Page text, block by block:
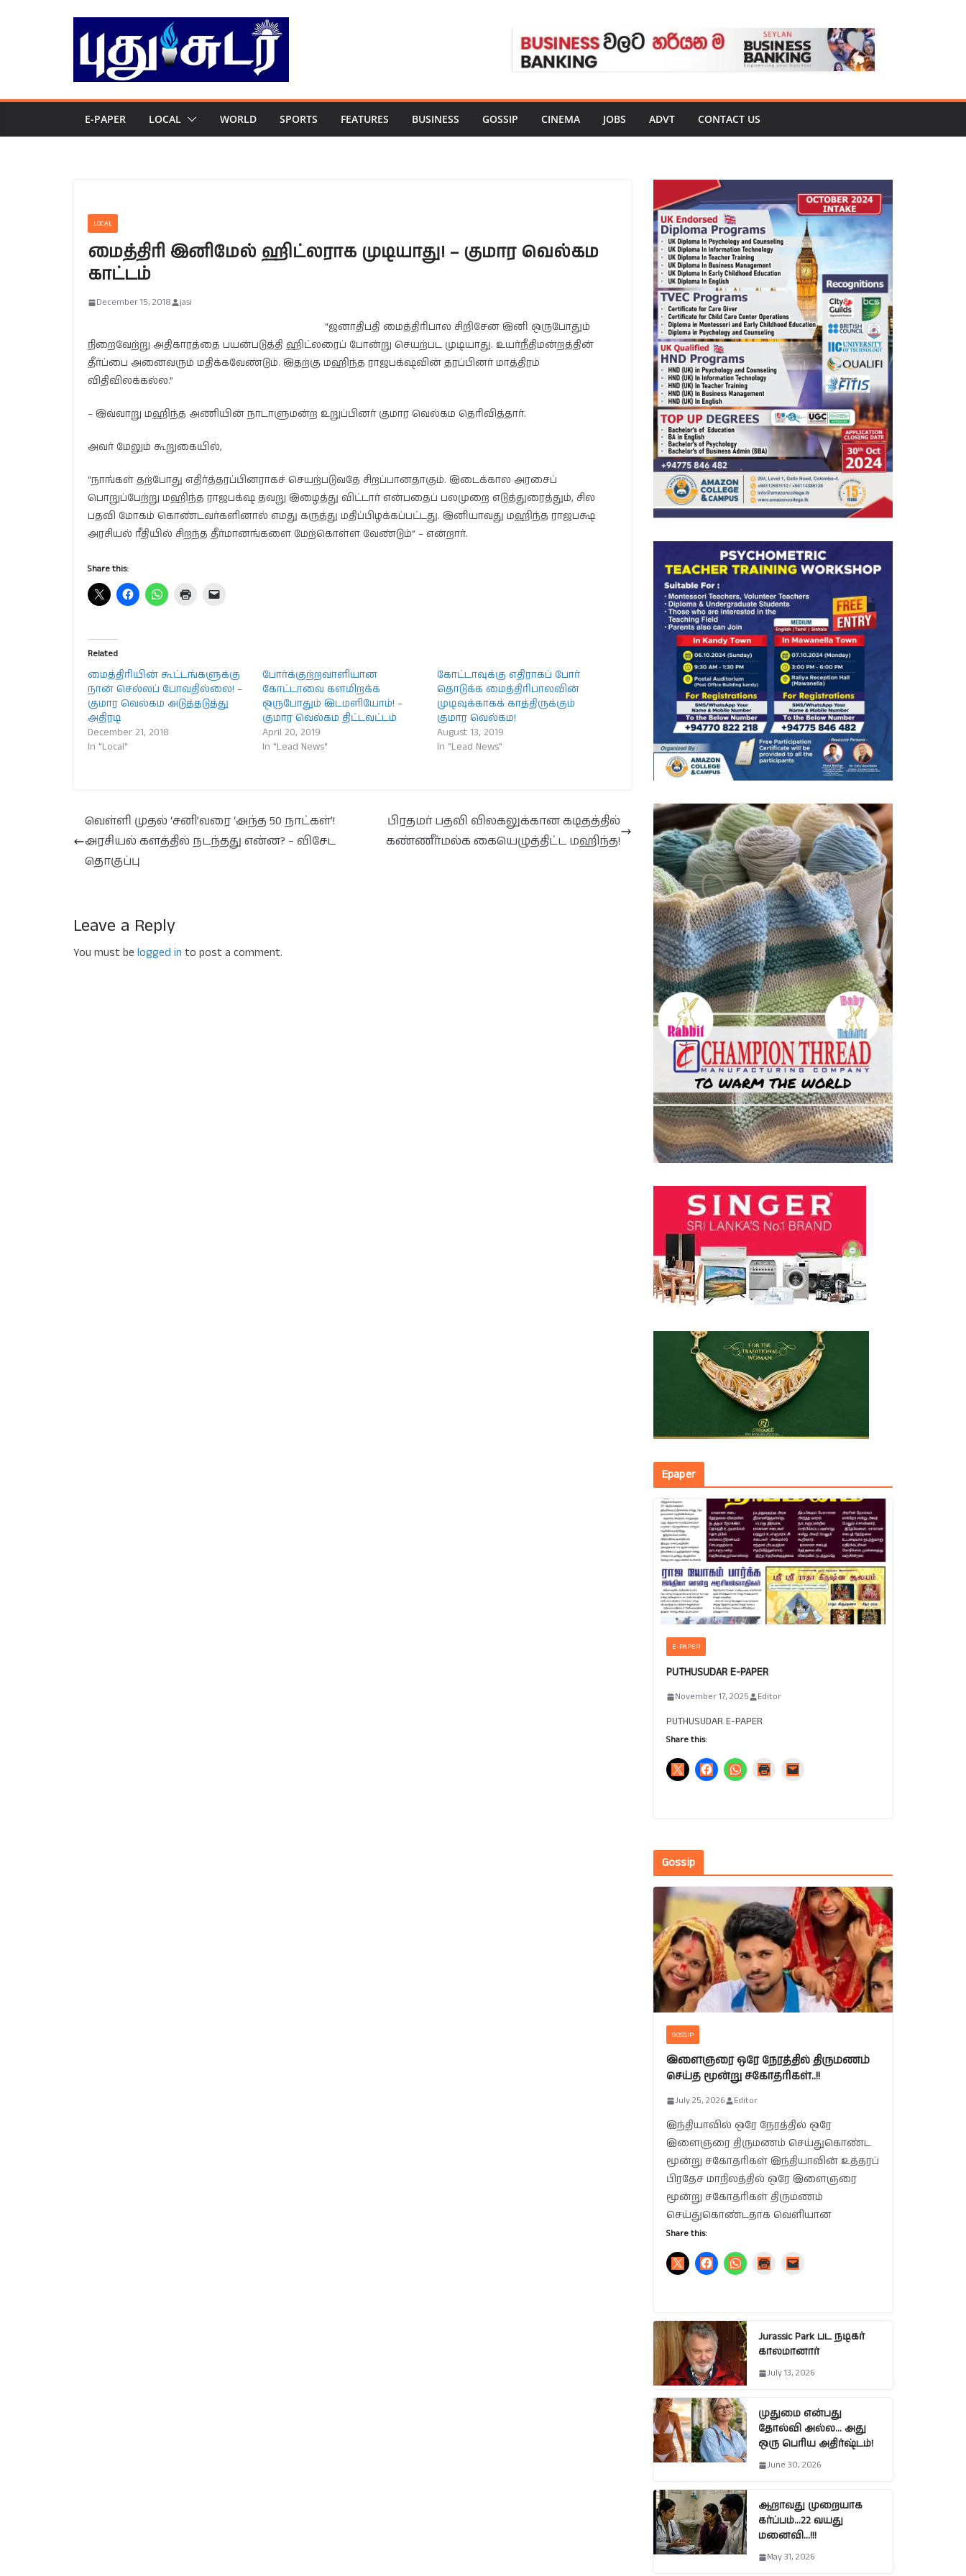
E-PAPER LOCAL WORLD SPORTS FEATURES BUSINESS GOSSIP CINEMA JOBS ADVT CONTACT US
LOCAL
மைத்திரி இனிமேல் ஹிட்லராக முடியாது! – குமார வெல்கம
காட்டம்
December 15, 2018 jasi
“ஜனாதிபதி மைத்திரிபால சிறிசேன இனி ஒருபோதும்
நிறைவேற்று அதிகாரத்தை பயன்படுத்தி ஹிட்லரைப் போன்று செயற்பட முடியாது. உயர்நீதிமன்றத்தின்
தீர்ப்பை அனைவரும் மதிக்கவேண்டும். இதற்கு மஹிந்த ராஜபக்‌ஷவின் தரப்பினர் மாத்திரம்
விதிவிலக்கல்ல.”
– இவ்வாறு மஹிந்த அணியின் நாடாளுமன்ற உறுப்பினர் குமார வெல்கம தெரிவித்தார்.
அவர் மேலும் கூறுகையில்,
“நாங்கள் தற்போது எதிர்த்தரப்பினராகச் செயற்படுவதே சிறப்பானதாகும். இடைக்கால அரசைப்
பொறுப்பேற்று மஹிந்த ராஜபக்‌ஷ தவறு இழைத்து விட்டார் என்பதைப் பலமுறை எடுத்துரைத்தும், சில
பதவி மோகம் கொண்டவர்களினால் எமது கருத்து மதிப்பிழக்கப்பட்டது. இனியாவது மஹிந்த ராஜபக்ஷ
அரசியல் ரீதியில் சிறந்த தீர்மானங்களை மேற்கொள்ள வேண்டும்” – என்றார்.
Share this:
Related
மைத்திரியின் கூட்டங்களுக்கு
நான் செல்லப் போவதில்லை! –
குமார வெல்கம அடுத்தடுத்து
அதிரடி
December 21, 2018
In "Local"
போர்க்குற்றவாளியான
கோட்டாவை களமிறக்க
ஒருபோதும் இடமளியோம்! –
குமார வெல்கம திட்டவட்டம்
April 20, 2019
In "Lead News"
கோட்டாவுக்கு எதிராகப் போர்
தொடுக்க மைத்திரிபாலவின்
முடிவுக்காகக் காத்திருக்கும்
குமார வெல்கம!
August 13, 2019
In "Lead News"
வெள்ளி முதல் ‘சனி’வரை ‘அந்த 50 நாட்கள்’!
அரசியல் களத்தில் நடந்தது என்ன? – விசேட
தொகுப்பு
பிரதமர் பதவி விலகலுக்கான கடிதத்தில்
கண்ணீர்மல்க கையெழுத்திட்ட மஹிந்த!
Leave a Reply
You must be logged in to post a comment.
Epaper
E-PAPER
PUTHUSUDAR E-PAPER
November 17, 2025 Editor
PUTHUSUDAR E-PAPER
Share this:
Gossip
GOSSIP
இளைஞரை ஒரே நேரத்தில் திருமணம்
செய்த மூன்று சகோதரிகள்..!!
July 25, 2026 Editor
இந்தியாவில் ஒரே நேரத்தில் ஒரே
இளைஞரை திருமணம் செய்துகொண்ட
மூன்று சகோதரிகள் இந்தியாவின் உத்தரப்
பிரதேச மாநிலத்தில் ஒரே இளைஞரை
மூன்று சகோதரிகள் திருமணம்
செய்துகொண்டதாக வெளியான
Share this:
Jurassic Park பட நடிகர்
காலமானார்
July 13, 2026
முதுமை என்பது
தோல்வி அல்ல… அது
ஒரு பெரிய அதிர்ஷ்டம்!
June 30, 2026
ஆறாவது முறையாக
கர்ப்பம்…22 வயது
மனைவி…!!!
May 31, 2026